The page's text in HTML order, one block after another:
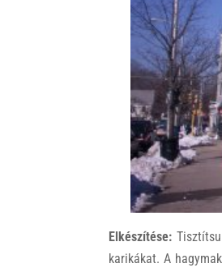
Elkészítése:
karikákat. A